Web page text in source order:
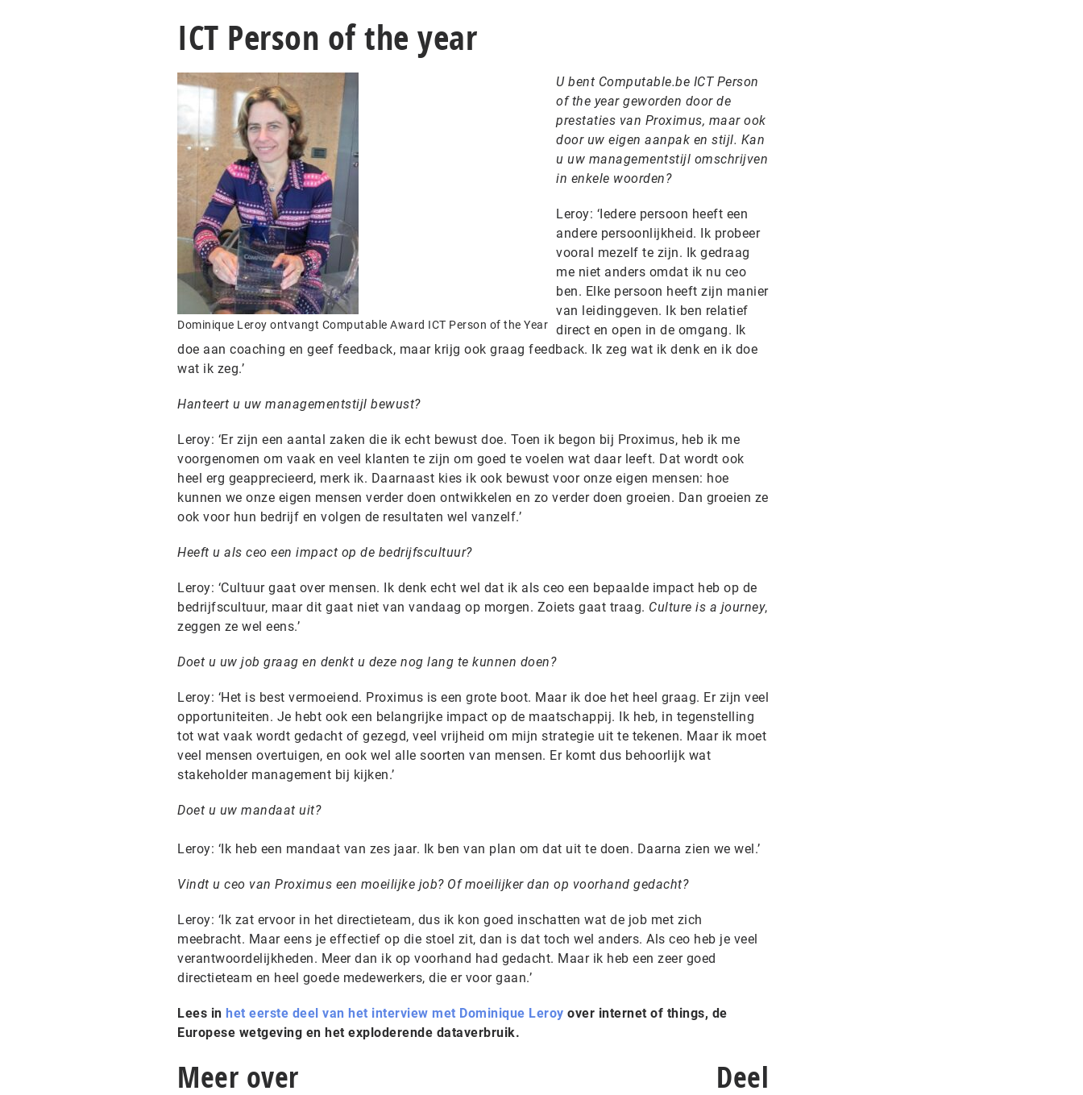
ICT Person of the year
Dominique Leroy ontvangt Computable Award ICT Person of the Year
U bent Computable.be ICT Person
of the year geworden door de
prestaties van Proximus, maar ook
door uw eigen aanpak en stijl. Kan
u uw managementstijl omschrijven
in enkele woorden?
Leroy: ‘Iedere persoon heeft een
andere persoonlijkheid. Ik probeer
vooral mezelf te zijn. Ik gedraag
me niet anders omdat ik nu ceo
ben. Elke persoon heeft zijn manier
van leidinggeven. Ik ben relatief
direct en open in de omgang. Ik
doe aan coaching en geef feedback, maar krijg ook graag feedback. Ik zeg wat ik denk en ik doe
wat ik zeg.’
Hanteert u uw managementstijl bewust?
Leroy: ‘Er zijn een aantal zaken die ik echt bewust doe. Toen ik begon bij Proximus, heb ik me
voorgenomen om vaak en veel klanten te zijn om goed te voelen wat daar leeft. Dat wordt ook
heel erg geapprecieerd, merk ik. Daarnaast kies ik ook bewust voor onze eigen mensen: hoe
kunnen we onze eigen mensen verder doen ontwikkelen en zo verder doen groeien. Dan groeien ze
ook voor hun bedrijf en volgen de resultaten wel vanzelf.’
Heeft u als ceo een impact op de bedrijfscultuur?
Leroy: ‘Cultuur gaat over mensen. Ik denk echt wel dat ik als ceo een bepaalde impact heb op de
bedrijfscultuur, maar dit gaat niet van vandaag op morgen. Zoiets gaat traag. Culture is a journey,
zeggen ze wel eens.’
Doet u uw job graag en denkt u deze nog lang te kunnen doen?
Leroy: ‘Het is best vermoeiend. Proximus is een grote boot. Maar ik doe het heel graag. Er zijn veel
opportuniteiten. Je hebt ook een belangrijke impact op de maatschappij. Ik heb, in tegenstelling
tot wat vaak wordt gedacht of gezegd, veel vrijheid om mijn strategie uit te tekenen. Maar ik moet
veel mensen overtuigen, en ook wel alle soorten van mensen. Er komt dus behoorlijk wat
stakeholder management bij kijken.’
Doet u uw mandaat uit?
Leroy: ‘Ik heb een mandaat van zes jaar. Ik ben van plan om dat uit te doen. Daarna zien we wel.’
Vindt u ceo van Proximus een moeilijke job? Of moeilijker dan op voorhand gedacht?
Leroy: ‘Ik zat ervoor in het directieteam, dus ik kon goed inschatten wat de job met zich
meebracht. Maar eens je effectief op die stoel zit, dan is dat toch wel anders. Als ceo heb je veel
verantwoordelijkheden. Meer dan ik op voorhand had gedacht. Maar ik heb een zeer goed
directieteam en heel goede medewerkers, die er voor gaan.’
Lees in het eerste deel van het interview met Dominique Leroy over internet of things, de
Europese wetgeving en het exploderende dataverbruik.
Meer over Deel